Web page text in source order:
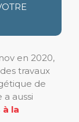
en 2020,
travaux
de
aussi
la